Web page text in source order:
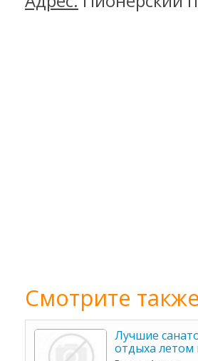
Смотрите
Лучшие
отдыха летом